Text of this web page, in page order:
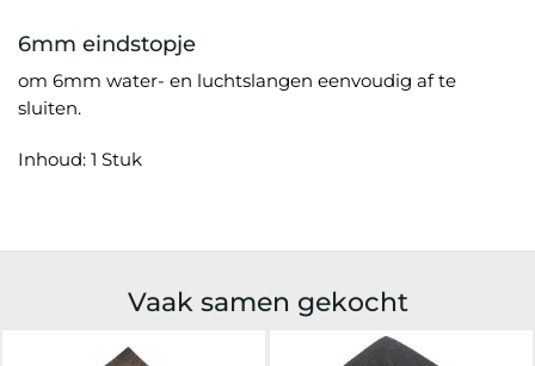
6mm eindstopje
om 6mm water- en luchtslangen eenvoudig af te
sluiten.
Inhoud: 1 Stuk
Vaak samen gekocht